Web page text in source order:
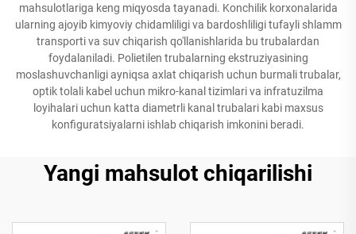
mahsulotlariga keng miqyosda tayanadi. Konchilik korxonalarida
ularning ajoyib kimyoviy chidamliligi va bardoshliligi tufayli shlamm
transporti va suv chiqarish qo'llanishlarida bu trubalardan
foydalaniladi. Polietilen trubalarning ekstruziyasining
moslashuvchanligi ayniqsa axlat chiqarish uchun burmali trubalar,
optik tolali kabel uchun mikro-kanal tizimlari va infratuzilma
loyihalari uchun katta diametrli kanal trubalari kabi maxsus
konfiguratsiyalarni ishlab chiqarish imkonini beradi.
Yangi mahsulot chiqarilishi